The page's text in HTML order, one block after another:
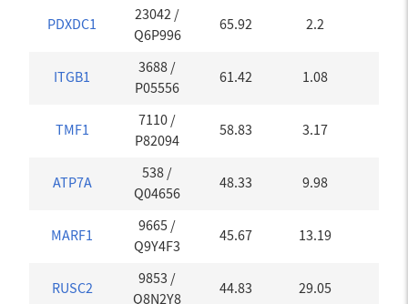
PDXDC1
23042 /
Q6P996
65.92 2.2
ITGB1
3688 /
P05556
61.42 1.08
TMF1
7110 /
P82094
58.83 3.17
ATP7A
538 /
Q04656
48.33 9.98
MARF1
9665 /
Q9Y4F3
45.67 13.19
RUSC2
9853 /
Q8N2Y8
44.83 29.05